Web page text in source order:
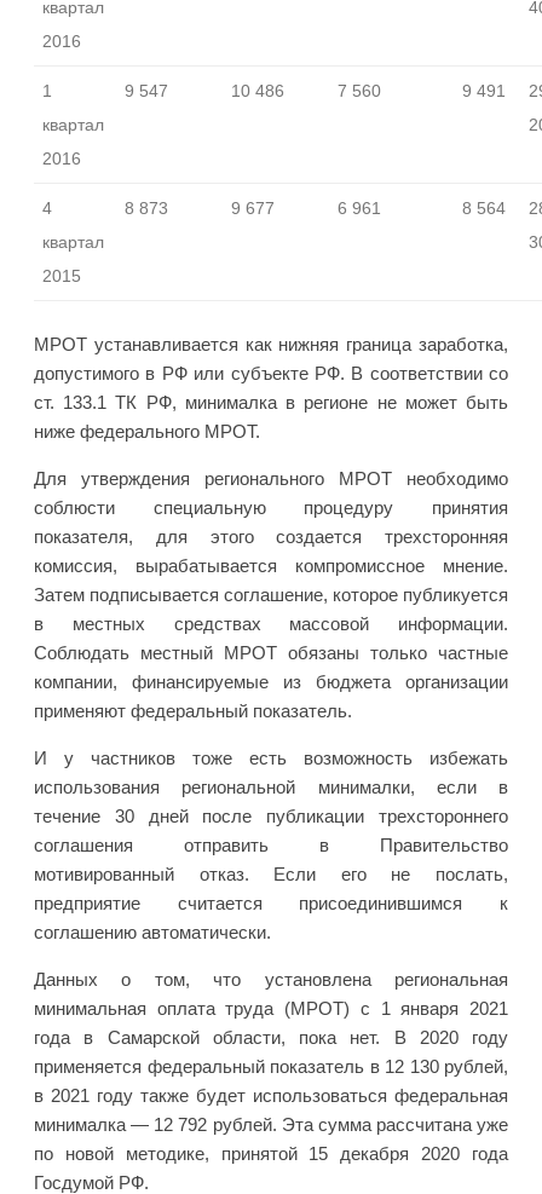
квартал
2016
1
квартал
2016
9 547 10 486 7 560 9 491
4
квартал
2015
8 873 9 677 6 961 8 564
МРОТ устанавливается как нижняя граница заработка,
допустимого в РФ или субъекте РФ. В соответствии со
ст. 133.1 ТК РФ, минималка в регионе не может быть
ниже федерального МРОТ.
Для утверждения регионального МРОТ необходимо
соблюсти специальную процедуру принятия
показателя, для этого создается трехсторонняя
комиссия, вырабатывается компромиссное мнение.
Затем подписывается соглашение, которое публикуется
в местных средствах массовой информации.
Соблюдать местный МРОТ обязаны только частные
компании, финансируемые из бюджета организации
применяют федеральный показатель.
И у частников тоже есть возможность избежать
использования региональной минималки, если в
течение 30 дней после публикации трехстороннего
соглашения отправить в Правительство
мотивированный отказ. Если его не послать,
предприятие считается присоединившимся к
соглашению автоматически.
Данных о том, что установлена региональная
минимальная оплата труда (МРОТ) с 1 января 2021
года в Самарской области, пока нет. В 2020 году
применяется федеральный показатель в 12 130 рублей,
в 2021 году также будет использоваться федеральная
минималка — 12 792 рублей. Эта сумма рассчитана уже
по новой методике, принятой 15 декабря 2020 года
Госдумой РФ.